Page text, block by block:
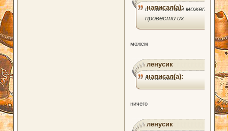
написал(а):
и только мы может
провести их
можем
ленусик
написал(а):
Но нечего
ничего
ленусик